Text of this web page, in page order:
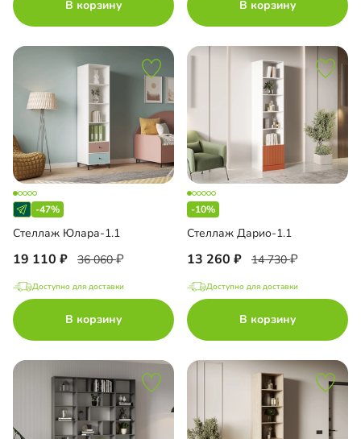
В корзину В корзину
-47%
Стеллаж Юлара-1.1
19 110 36 060
Доступно для доставки
В корзину
-10%
Стеллаж Дарио-1.1
13 260 14 730
Доступно для доставки
В корзину